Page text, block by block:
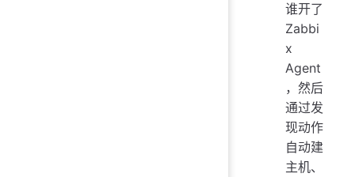
谁开了
Zabbi
x
Agent
，然后
通过发
现动作
自动建
主机、